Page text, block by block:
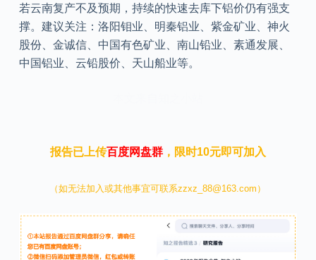
若云南复产不及预期，持续的快速去库下铝价仍有强支
撑。建议关注：洛阳钼业、明秦铝业、紫金矿业、神火
股份、金诚信、中国有色矿业、南山铅业、素通发展、
中国铝业、云铅股价、天山船业等。
报告已上传百度网盘群，限时10元即可加入
（如无法加入或其他事宜可联系zzxz_88@163.com）